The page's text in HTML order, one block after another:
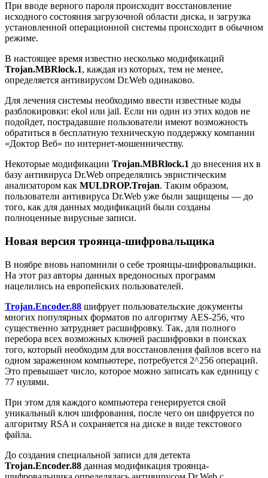
При вводе верного пароля происходит восстановление
исходного состояния загрузочной области диска, и загрузка
установленной операционной системы происходит в обычном
режиме.
В настоящее время известно несколько модификаций
Trojan.MBRlock.1, каждая из которых, тем не менее,
определяется антивирусом Dr.Web одинаково.
Для лечения системы необходимо ввести известные коды
разблокировки: ekol или jail. Если ни один из этих кодов не
подойдет, пострадавшие пользователи имеют возможность
обратиться в бесплатную техническую поддержку компании
«Доктор Веб» по интернет-мошенничеству.
Некоторые модификации Trojan.MBRlock.1 до внесения их в
базу антивируса Dr.Web определялись эвристическим
анализатором как MULDROP.Trojan. Таким образом,
пользователи антивируса Dr.Web уже были защищены — до
того, как для данных модификаций были созданы
полноценные вирусные записи.
Новая версия троянца-шифровальщика
В ноябре вновь напомнили о себе троянцы-шифровальщики.
На этот раз авторы данных вредоносных программ
нацелились на европейских пользователей.
Trojan.Encoder.88 шифрует пользовательские документы
многих популярных форматов по алгоритму AES-256, что
существенно затрудняет расшифровку. Так, для полного
перебора всех возможных ключей расшифровки в поисках
того, который необходим для восстановления файлов всего на
одном зараженном компьютере, потребуется 2^256 операций.
Это превышает число, которое можно записать как единицу с
77 нулями.
При этом для каждого компьютера генерируется свой
уникальный ключ шифрования, после чего он шифруется по
алгоритму RSA и сохраняется на диске в виде текстового
файла.
До создания специальной записи для детекта
Trojan.Encoder.88 данная модификация троянца-